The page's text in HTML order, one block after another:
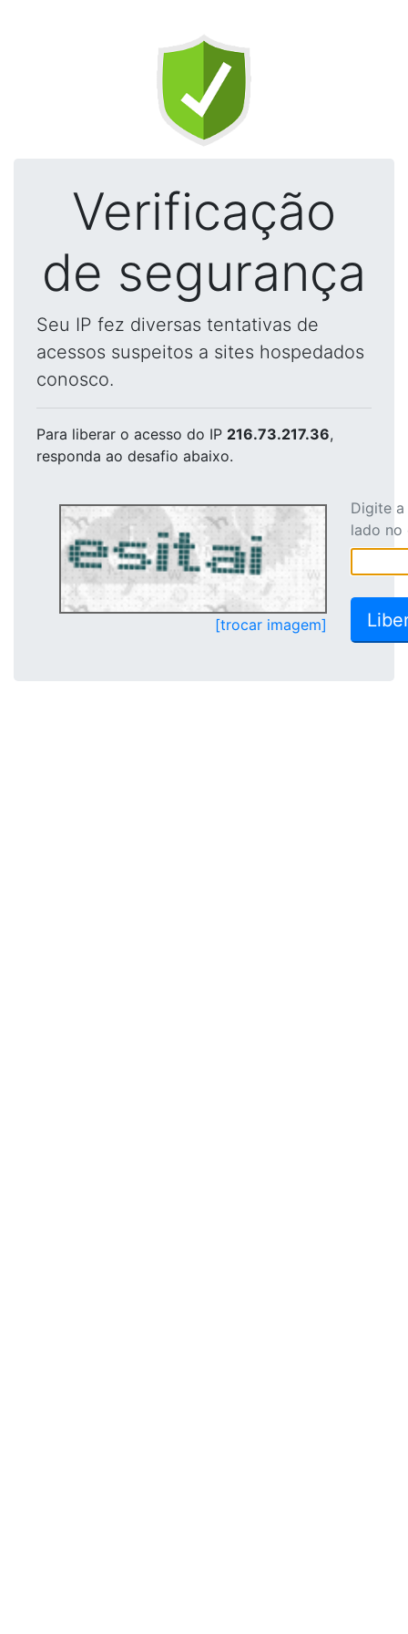
Verificação
de segurança
Seu IP fez diversas tentativas de
acessos suspeitos a sites hospedados
conosco.
Para liberar o acesso do IP 216.73.217.36,
responda ao desafio abaixo.
[trocar imagem]
Digite
lado no